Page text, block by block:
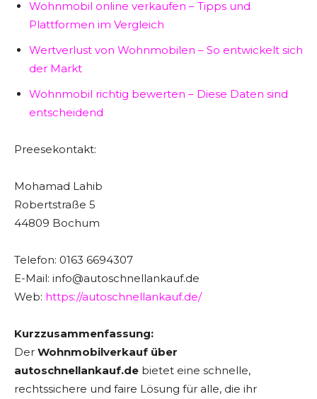
Wohnmobil online verkaufen – Tipps und
Plattformen im Vergleich
Wertverlust von Wohnmobilen – So entwickelt sich
der Markt
Wohnmobil richtig bewerten – Diese Daten sind
entscheidend
Preesekontakt:
Mohamad Lahib
Robertstraße 5
44809 Bochum
Telefon: 0163 6694307
E-Mail: info@autoschnellankauf.de
Web: https://autoschnellankauf.de/
Kurzzusammenfassung:
Der Wohnmobilverkauf über
autoschnellankauf.de bietet eine schnelle,
rechtssichere und faire Lösung für alle, die ihr